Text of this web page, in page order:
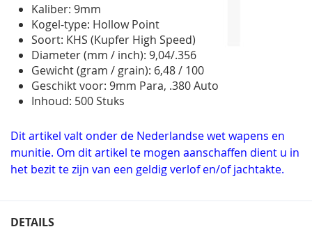
Kaliber: 9mm
Kogel-type: Hollow Point
Soort: KHS (Kupfer High Speed)
Diameter (mm / inch): 9,04/.356
Gewicht (gram / grain): 6,48 / 100
Geschikt voor: 9mm Para, .380 Auto
Inhoud: 500 Stuks
Dit artikel valt onder de Nederlandse wet wapens en
munitie. Om dit artikel te mogen aanschaffen dient u in
het bezit te zijn van een geldig verlof en/of jachtakte.
DETAILS